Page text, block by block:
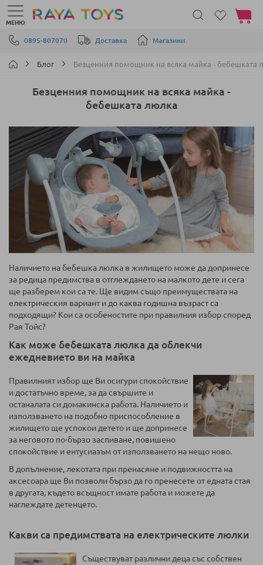
Прескачане към съдържанието
0895-807070 Доставка Магазини
МЕНЮ
Моята
Блог Безценния помощник на всяка майка - бебешката
Безценния помощник на всяка майка -
бебешката люлка
Наличието на бебешка люлка в жилището може да допринесе
за редица предимства в отглеждането на малкото дете и сега
ще разберем кои са те. Ще видим също преимуществата на
електрическия вариант и до каква годишна възраст са
подходящи? Кои са особеностите при правилния избор според
Рая Тойс?
Как може бебешката люлка да облекчи
ежедневието ви на майка
Правилният избор ще Ви осигури спокойствие
и достатъчно време, за да свършите и
останалата си домакинска работа. Наличието и
използването на подобно приспособление в
жилището ще успокои детето и ще допринесе
за неговото по-бързо заспиване, повишено
спокойствие и ентусиазъм от използването на нещо ново.
В допълнение, лекотата при пренасяне и подвижността на
аксесоара ще Ви позволи бързо да го пренесете от едната стая
в другата, където всъщност имате работа и можете да
наглеждате детенцето.
Какви са предимствата на електрическите люлки
Съществуват различни деца със собствен